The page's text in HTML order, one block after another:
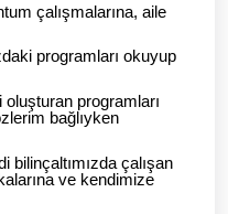
çalışmalarına, aile
programları okuyup
oluşturan programları
bağlıyken
bilinçaltımızda çalışan
ve kendimize